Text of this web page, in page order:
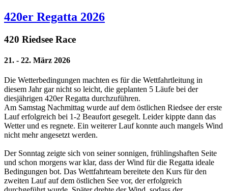
420er Regatta 2026
420 Riedsee Race
21. - 22. März 2026
Die Wetterbedingungen machten es für die Wettfahrtleitung in
diesem Jahr gar nicht so leicht, die geplanten 5 Läufe bei der
diesjährigen 420er Regatta durchzuführen.
Am Samstag Nachmittag wurde auf dem östlichen Riedsee der erste
Lauf erfolgreich bei 1-2 Beaufort gesegelt. Leider kippte dann das
Wetter und es regnete. Ein weiterer Lauf konnte auch mangels Wind
nicht mehr angesetzt werden.
Der Sonntag zeigte sich von seiner sonnigen, frühlingshaften Seite
und schon morgens war klar, dass der Wind für die Regatta ideale
Bedingungen bot. Das Wettfahrteam bereitete den Kurs für den
zweiten Lauf auf dem östlichen See vor, der erfolgreich